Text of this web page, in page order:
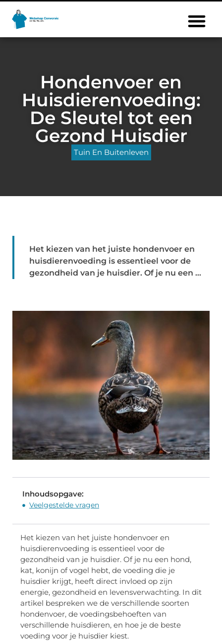
Hondenvoer en
Huisdierenvoeding:
De Sleutel tot een
Gezond Huisdier
Tuin En Buitenleven
Het kiezen van het juiste hondenvoer en
huisdierenvoeding is essentieel voor de
gezondheid van je huisdier. Of je nu een ...
Inhoudsopgave:
Veelgestelde vragen
Het kiezen van het juiste hondenvoer en
huisdierenvoeding is essentieel voor de
gezondheid van je huisdier. Of je nu een hond,
kat, konijn of vogel hebt, de voeding die je
huisdier krijgt, heeft direct invloed op zijn
energie, gezondheid en levensverwachting. In dit
artikel bespreken we de verschillende soorten
hondenvoer, de voedingsbehoeften van
verschillende huisdieren, en hoe je de beste
voeding voor je huisdier kiest.